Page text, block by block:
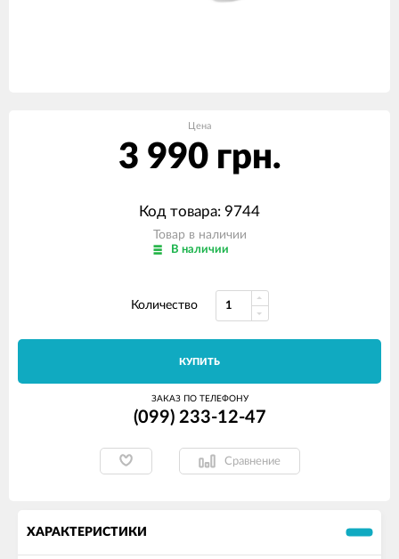
Цена
3 990 грн.
Код товара: 9744
Товар в наличии
В наличии
Количество
КУПИТЬ
ЗАКАЗ ПО ТЕЛЕФОНУ
(099) 233-12-47
Сравнение
ХАРАКТЕРИСТИКИ